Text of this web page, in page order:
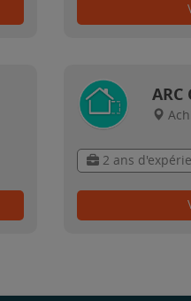
ARC
2 ans